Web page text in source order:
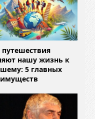
путешествия
нашу жизнь к
5 главных